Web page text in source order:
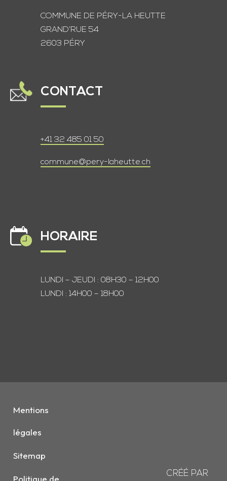
COMMUNE DE PÉRY-LA HEUTTE
GRAND’RUE 54
2603 PÉRY
CONTACT
+41 32 485 01 50
commune@pery-laheutte.ch
HORAIRE
LUNDI – JEUDI : 08H30 – 12H00
LUNDI : 14H00 – 18H00
Mentions
légales
Sitemap
Politique de CRÉÉ PAR